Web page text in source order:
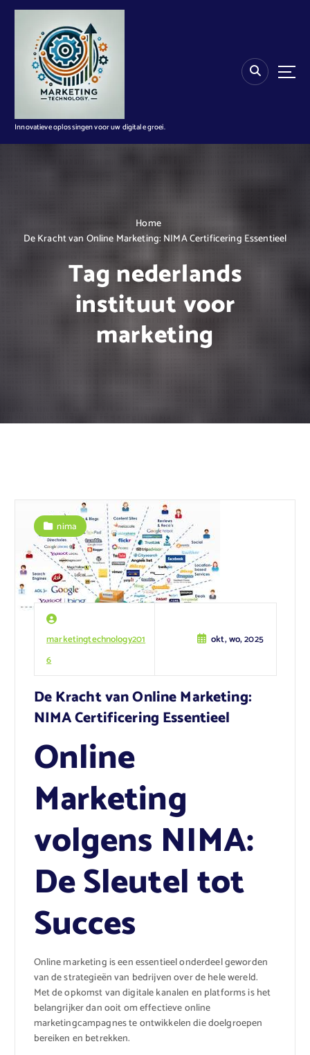
n
Innovatieve oplossingen voor uw digitale groei.
Home
De Kracht van Online Marketing: NIMA Certificering Essentieel
Tag nederlands
instituut voor
marketing
marketingtechnology201
6
okt, wo, 2025
nima
De Kracht van Online Marketing:
NIMA Certificering Essentieel
Online
Marketing
volgens NIMA:
De Sleutel tot
Succes
Online marketing is een essentieel onderdeel geworden
van de strategieën van bedrijven over de hele wereld.
Met de opkomst van digitale kanalen en platforms is het
belangrijker dan ooit om effectieve online
marketingcampagnes te ontwikkelen die doelgroepen
bereiken en betrekken.